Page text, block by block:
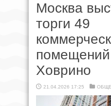
Москва
торги 49
Ховрино
21.04.2026 17:25